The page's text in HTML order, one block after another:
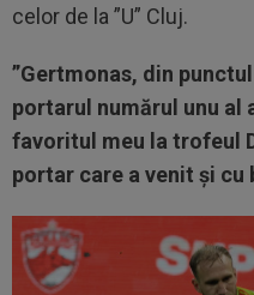
celor de la ”U” Cluj.
”Gertmonas, din
portarul numărul unu al
favoritul meu la trofeul
portar care a venit și cu